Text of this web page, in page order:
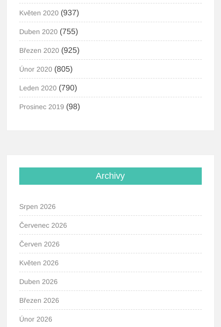
Květen 2020 (937)
Duben 2020 (755)
Březen 2020 (925)
Únor 2020 (805)
Leden 2020 (790)
Prosinec 2019 (98)
Archivy
Srpen 2026
Červenec 2026
Červen 2026
Květen 2026
Duben 2026
Březen 2026
Únor 2026